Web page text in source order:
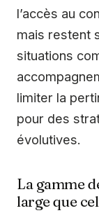
l’accès au
mais restent
situations
limiter la
pour des
évolutives.
La gamme
large que